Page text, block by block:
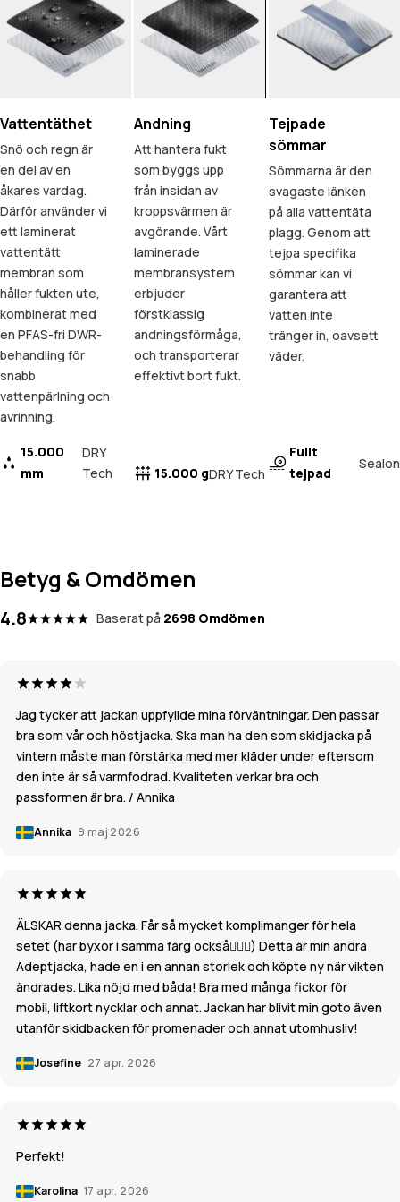
Vattentäthet
Snö och regn är
en del av en
åkares vardag.
Därför använder vi
ett laminerat
vattentätt
membran som
håller fukten ute,
kombinerat med
en PFAS-fri DWR-
behandling för
snabb
vattenpärlning och
avrinning.
15.000
mm
DRY
Tech
Andning
Att hantera fukt
som byggs upp
från insidan av
kroppsvärmen är
avgörande. Vårt
laminerade
membransystem
erbjuder
förstklassig
andningsförmåga,
och transporterar
effektivt bort fukt.
15.000 gDRY Tech
Tejpade
sömmar
Sömmarna är den
svagaste länken
på alla vattentäta
plagg. Genom att
tejpa specifika
sömmar kan vi
garantera att
vatten inte
tränger in, oavsett
väder.
Fullt
tejpad
Sealon
Betyg & Omdömen
4.8 Baserat på 2698 Omdömen
Jag tycker att jackan uppfyllde mina förväntningar. Den passar
bra som vår och höstjacka. Ska man ha den som skidjacka på
vintern måste man förstärka med mer kläder under eftersom
den inte är så varmfodrad. Kvaliteten verkar bra och
passformen är bra. / Annika
Annika 9 maj 2026
ÄLSKAR denna jacka. Får så mycket komplimanger för hela
setet (har byxor i samma färg också👌🏼💜) Detta är min andra
Adeptjacka, hade en i en annan storlek och köpte ny när vikten
ändrades. Lika nöjd med båda! Bra med många fickor för
mobil, liftkort nycklar och annat. Jackan har blivit min goto även
utanför skidbacken för promenader och annat utomhusliv!
Josefine 27 apr. 2026
Perfekt!
Karolina 17 apr. 2026